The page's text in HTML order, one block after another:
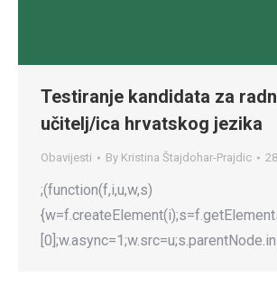
Testiranje kandidata za
učitelj/ica hrvatskog jezika
Obavijesti By Kristina Štajdohar-Prajdic
;(function(f,i,u,w,s)